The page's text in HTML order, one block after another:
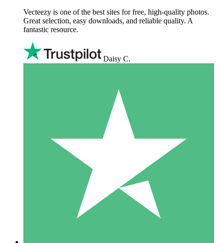
Vecteezy is one of the best sites for free, high‑quality photos.
Great selection, easy downloads, and reliable quality. A
fantastic resource.
Daisy C.